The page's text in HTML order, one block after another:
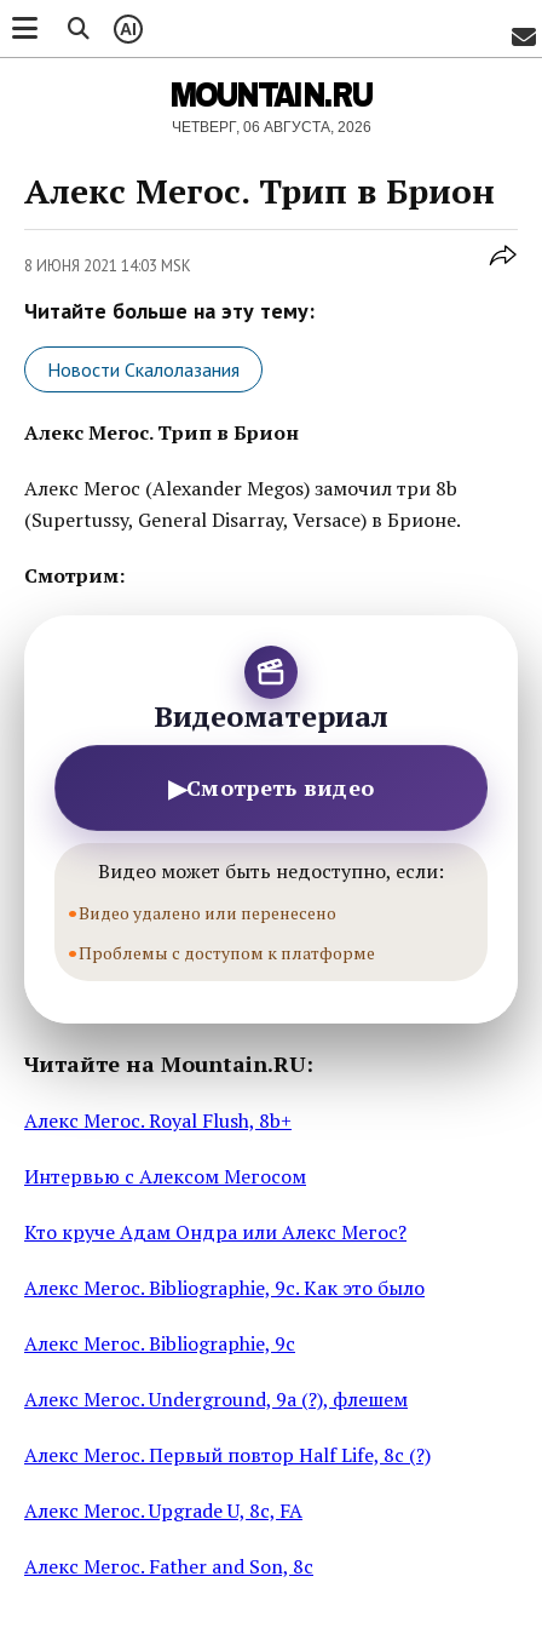
AI
MOUNTAIN.RU
ЧЕТВЕРГ, 06 АВГУСТА, 2026
Алекс Мегос. Трип в Брион
8 ИЮНЯ 2021 14:03 MSK
Читайте больше на эту тему:
Новости Скалолазания
Алекс Мегос. Трип в Брион
Алекс Мегос (Alexander Megos) замочил три 8b
(Supertussy, General Disarray, Versace) в Брионе.
Смотрим:
Видеоматериал
▶Смотреть видео
Видео может быть недоступно, если:
Видео удалено или перенесено
Проблемы с доступом к платформе
Читайте на Mountain.RU:
Алекс Мегос. Royal Flush, 8b+
Интервью с Алексом Мегосом
Кто круче Адам Ондра или Алекс Мегос?
Алекс Мегос. Bibliographie, 9c. Как это было
Алекс Мегос. Bibliographie, 9c
Алекс Мегос. Underground, 9a (?), флешем
Алекс Мегос. Первый повтор Half Life, 8c (?)
Алекс Мегос. Upgrade U, 8c, FA
Алекс Мегос. Father and Son, 8c